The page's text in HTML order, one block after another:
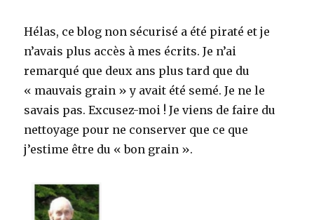
Hélas, ce blog non sécurisé a été piraté et je
n’avais plus accès à mes écrits. Je n’ai
remarqué que deux ans plus tard que du
« mauvais grain » y avait été semé. Je ne le
savais pas. Excusez-moi ! Je viens de faire du
nettoyage pour ne conserver que ce que
j’estime être du « bon grain ».